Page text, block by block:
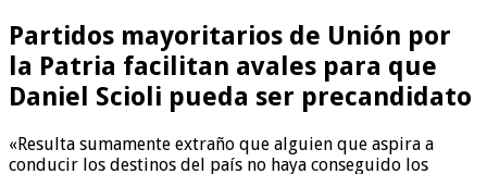
Partidos mayoritarios de Unión por
la Patria facilitan avales para que
Daniel Scioli pueda ser precandidato
«Resulta sumamente extraño que alguien que aspira a
conducir los destinos del país no haya conseguido los